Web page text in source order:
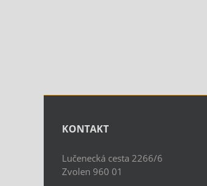
KONTAKT
Lučenecká cesta 2266/6
Zvolen 960 01